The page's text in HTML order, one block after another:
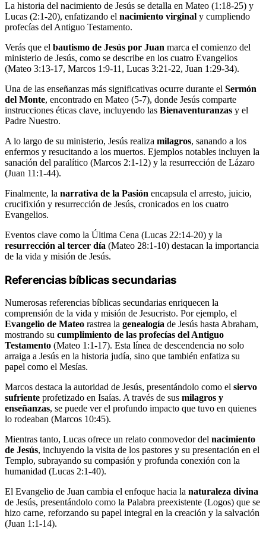
La historia del nacimiento de Jesús se detalla en Mateo (1:18-25) y
Lucas (2:1-20), enfatizando el nacimiento virginal y cumpliendo
profecías del Antiguo Testamento.
Verás que el bautismo de Jesús por Juan marca el comienzo del
ministerio de Jesús, como se describe en los cuatro Evangelios
(Mateo 3:13-17, Marcos 1:9-11, Lucas 3:21-22, Juan 1:29-34).
Una de las enseñanzas más significativas ocurre durante el Sermón
del Monte, encontrado en Mateo (5-7), donde Jesús comparte
instrucciones éticas clave, incluyendo las Bienaventuranzas y el
Padre Nuestro.
A lo largo de su ministerio, Jesús realiza milagros, sanando a los
enfermos y resucitando a los muertos. Ejemplos notables incluyen la
sanación del paralítico (Marcos 2:1-12) y la resurrección de Lázaro
(Juan 11:1-44).
Finalmente, la narrativa de la Pasión encapsula el arresto, juicio,
crucifixión y resurrección de Jesús, cronicados en los cuatro
Evangelios.
Eventos clave como la Última Cena (Lucas 22:14-20) y la
resurrección al tercer día (Mateo 28:1-10) destacan la importancia
de la vida y misión de Jesús.
Referencias bíblicas secundarias
Numerosas referencias bíblicas secundarias enriquecen la
comprensión de la vida y misión de Jesucristo. Por ejemplo, el
Evangelio de Mateo rastrea la genealogía de Jesús hasta Abraham,
mostrando su cumplimiento de las profecías del Antiguo
Testamento (Mateo 1:1-17). Esta línea de descendencia no solo
arraiga a Jesús en la historia judía, sino que también enfatiza su
papel como el Mesías.
Marcos destaca la autoridad de Jesús, presentándolo como el siervo
sufriente profetizado en Isaías. A través de sus milagros y
enseñanzas, se puede ver el profundo impacto que tuvo en quienes
lo rodeaban (Marcos 10:45).
Mientras tanto, Lucas ofrece un relato conmovedor del nacimiento
de Jesús, incluyendo la visita de los pastores y su presentación en el
Templo, subrayando su compasión y profunda conexión con la
humanidad (Lucas 2:1-40).
El Evangelio de Juan cambia el enfoque hacia la naturaleza divina
de Jesús, presentándolo como la Palabra preexistente (Logos) que se
hizo carne, reforzando su papel integral en la creación y la salvación
(Juan 1:1-14).